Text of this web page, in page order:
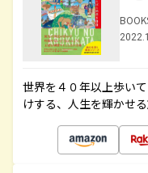
世界を４０年以上歩い
けする、人生を輝かせ